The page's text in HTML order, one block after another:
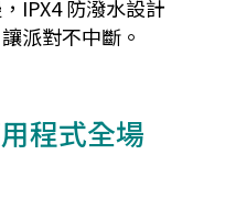
IPX4 防潑水設計
派對不中斷。
程式全場